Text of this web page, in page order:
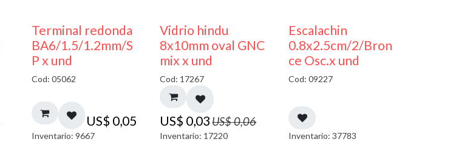
Terminal redonda
BA6/1.5/1.2mm/S
P x und
Cod: 05062
US$ 0,05
Inventario: 9667
50% DESCUENTO
Vidrio hindu
8x10mm oval GNC
mix x und
Cod: 17267
US$ 0,03 US$0,06
Inventario: 17220
Escalachin
0.8x2.5cm/2/Bron
ce Osc.x und
Cod: 09227
Inventario: 37783